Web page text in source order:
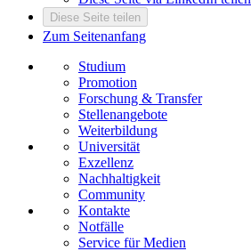
Diese Seite teilen
Zum Seitenanfang
Studium
Promotion
Forschung & Transfer
Stellenangebote
Weiterbildung
Universität
Exzellenz
Nachhaltigkeit
Community
Kontakte
Notfälle
Service für Medien